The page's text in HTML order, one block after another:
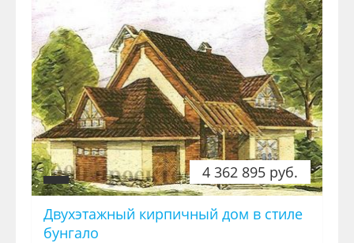
4 362 895 руб.
Двухэтажный кирпичный дом в стиле
бунгало